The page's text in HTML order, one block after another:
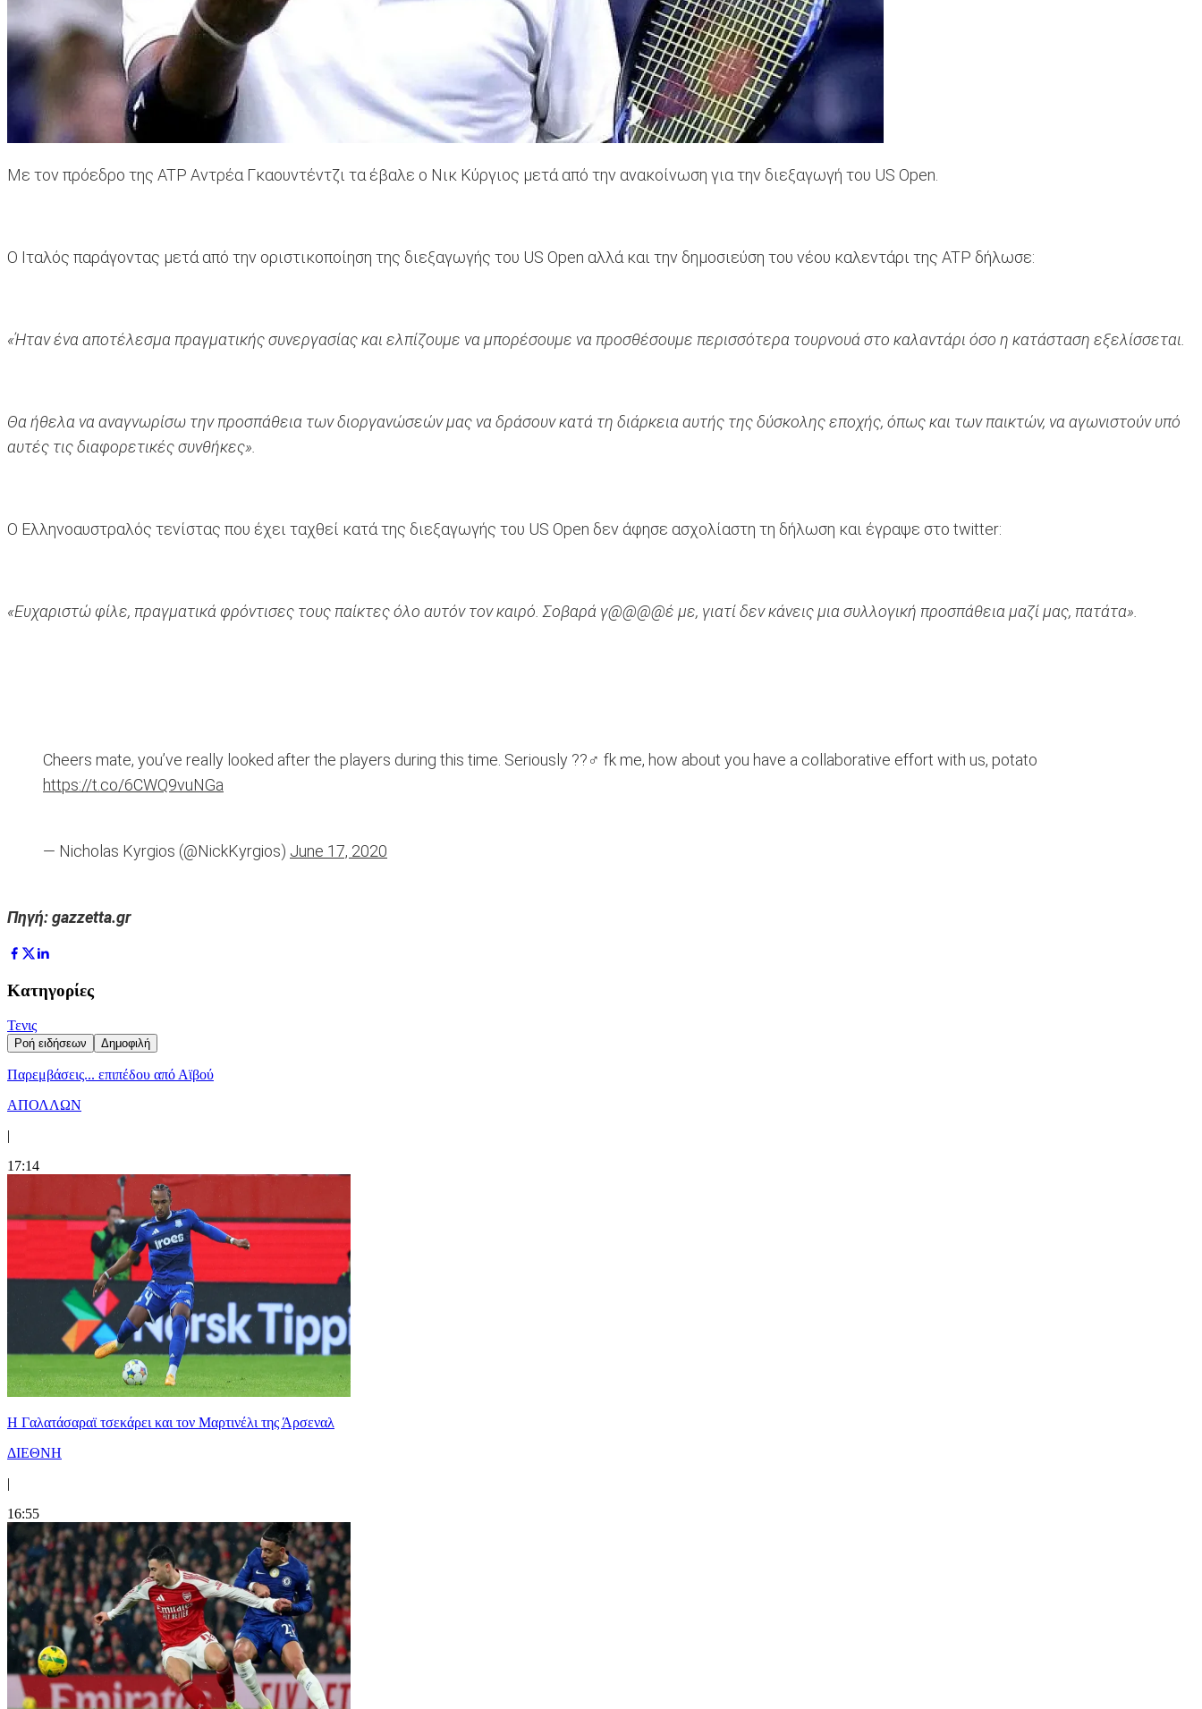
Με τον πρόεδρο της ATP Αντρέα Γκαουντέντζι τα έβαλε ο Νικ Κύργιος μετά από την ανακοίνωση για την διεξαγωγή του US Open.
O Ιταλός παράγοντας μετά από την οριστικοποίηση της διεξαγωγής του US Open αλλά και την δημοσιεύση του νέου καλεντάρι της ATP δήλωσε:
«Ήταν ένα αποτέλεσμα πραγματικής συνεργασίας και ελπίζουμε να μπορέσουμε να προσθέσουμε περισσότερα τουρνουά στο καλαντάρι όσο η κατάσταση εξελίσσεται.
Θα ήθελα να αναγνωρίσω την προσπάθεια των διοργανώσεών μας να δράσουν κατά τη διάρκεια αυτής της δύσκολης εποχής, όπως και των παικτών, να αγωνιστούν υπό
αυτές τις διαφορετικές συνθήκες».
Ο Ελληνοαυστραλός τενίστας που έχει ταχθεί κατά της διεξαγωγής του US Open δεν άφησε ασχολίαστη τη δήλωση και έγραψε στο twitter:
«Ευχαριστώ φίλε, πραγματικά φρόντισες τους παίκτες όλο αυτόν τον καιρό. Σοβαρά γ@@@@έ με, γιατί δεν κάνεις μια συλλογική προσπάθεια μαζί μας, πατάτα».
Cheers mate, you’ve really looked after the players during this time. Seriously ??‍♂️ fk me, how about you have a collaborative effort with us, potato
https://t.co/6CWQ9vuNGa
— Nicholas Kyrgios (@NickKyrgios) June 17, 2020
Πηγή: gazzetta.gr
Κατηγορίες
Τενις
Ροή ειδήσεων Δημοφιλή
Παρεμβάσεις... επιπέδου από Αϊβού
ΑΠΟΛΛΩΝ
|
17:14
H Γαλατάσαραϊ τσεκάρει και τον Μαρτινέλι της Άρσεναλ
ΔΙΕΘΝΗ
|
16:55